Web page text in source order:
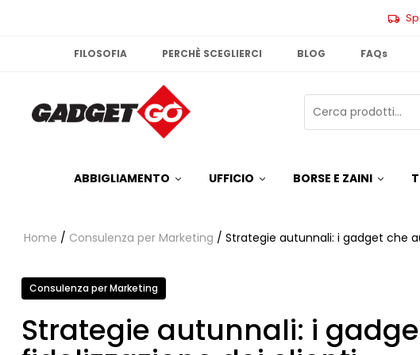
FILOSOFIA PERCHÈ SCEGLIERCI BLOG FAQs
ABBIGLIAMENTO UFFICIO BORSE E ZAINI
Home / Consulenza per Marketing / Strategie autunnali: i gadget che
Consulenza per Marketing
Strategie autunnali: i